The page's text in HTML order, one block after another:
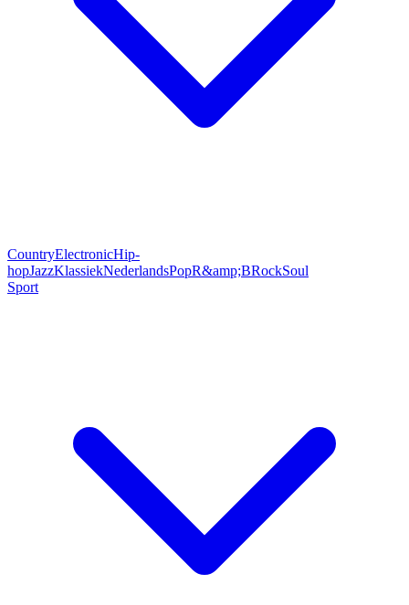
CountryElectronicHip-
hopJazzKlassiekNederlandsPopR&amp;BRockSoul
Sport